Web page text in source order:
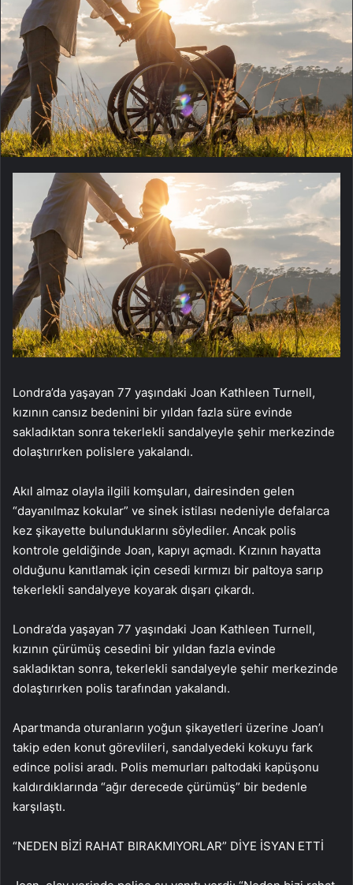
Londra’da yaşayan 77 yaşındaki Joan Kathleen Turnell,
kızının cansız bedenini bir yıldan fazla süre evinde
sakladıktan sonra tekerlekli sandalyeyle şehir merkezinde
dolaştırırken polislere yakalandı.
Akıl almaz olayla ilgili komşuları, dairesinden gelen
“dayanılmaz kokular” ve sinek istilası nedeniyle defalarca
kez şikayette bulunduklarını söylediler. Ancak polis
kontrole geldiğinde Joan, kapıyı açmadı. Kızının hayatta
olduğunu kanıtlamak için cesedi kırmızı bir paltoya sarıp
tekerlekli sandalyeye koyarak dışarı çıkardı.
Londra’da yaşayan 77 yaşındaki Joan Kathleen Turnell,
kızının çürümüş cesedini bir yıldan fazla evinde
sakladıktan sonra, tekerlekli sandalyeyle şehir merkezinde
dolaştırırken polis tarafından yakalandı.
Apartmanda oturanların yoğun şikayetleri üzerine Joan’ı
takip eden konut görevlileri, sandalyedeki kokuyu fark
edince polisi aradı. Polis memurları paltodaki kapüşonu
kaldırdıklarında “ağır derecede çürümüş” bir bedenle
karşılaştı.
“NEDEN BİZİ RAHAT BIRAKMIYORLAR” DİYE İSYAN ETTİ